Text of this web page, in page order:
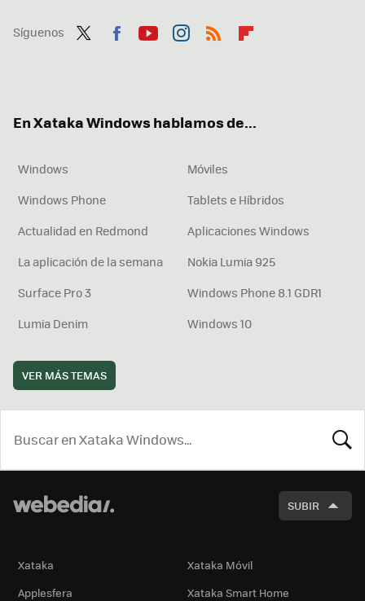
Síguenos
En Xataka Windows hablamos de...
Windows
Móviles
Windows Phone
Tablets e Híbridos
Actualidad en Redmond
Aplicaciones Windows
La aplicación de la semana
Nokia Lumia 925
Surface Pro 3
Windows Phone 8.1 GDR1
Lumia Denim
Windows 10
VER MÁS TEMAS
SUBIR
Xataka
Xataka Móvil
Applesfera
Xataka Smart Home